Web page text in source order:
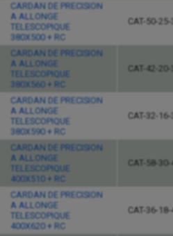
CARDAN DE PRECISION
A ALLONGE
TELESCOPIQUE
380X500 + RC
CAT-50-
CARDAN DE PRECISION
A ALLONGE
TELESCOPIQUE
380X560 + RC
CAT-42-20-
CARDAN DE PRECISION
A ALLONGE
TELESCOPIQUE
380X590 + RC
CAT-32-
CARDAN DE PRECISION
A ALLONGE
TELESCOPIQUE
400X510 + RC
CAT-58-30-
CARDAN DE PRECISION
A ALLONGE
TELESCOPIQUE
400X620 + RC
CAT-36-